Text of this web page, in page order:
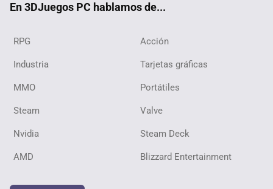
En 3DJuegos PC hablamos de...
RPG Acción
Industria Tarjetas gráficas
MMO Portátiles
Steam Valve
Nvidia Steam Deck
AMD Blizzard Entertainment